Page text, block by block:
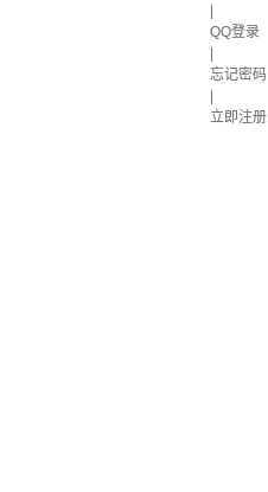
QQ登录
忘记密码
立即注册